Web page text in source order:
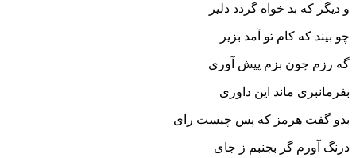
و دیگر که بد خواه گردد دلیر
چو بیند که کام تو آمد بزیر
گه رزم چون بزم پیش آورى
بفرمانبرى ماند این داورى‏
بدو گفت هرمز که پس چیست راى
درنگ آورم گر بجنبم ز جاى‏